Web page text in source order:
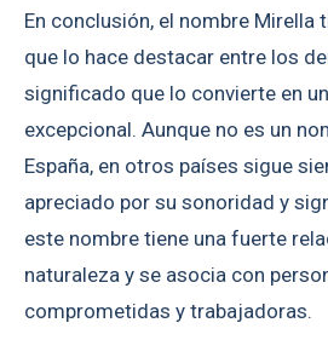
En conclusión, el nombre Mirella
que lo hace destacar entre los
significado que lo convierte en
excepcional. Aunque no es un
España, en otros países sigue
apreciado por su sonoridad y
este nombre tiene una fuerte
naturaleza y se asocia con
comprometidas y trabajadoras.